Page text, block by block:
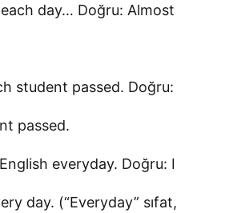
each day… Doğru: Almost
student passed. Doğru:
passed.
everyday. Doğru: I
day. (“Everyday” sıfat,